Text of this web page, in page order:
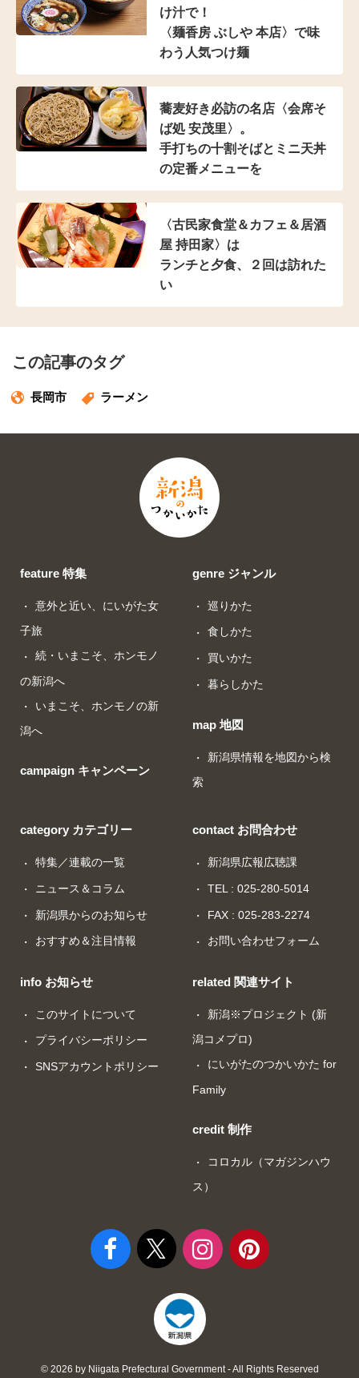
け汁で！
〈麺香房 ぶしや 本店〉 で味
わう人気つけ麺
蕎麦好き必訪の名店 〈会席そ
ば処 安茂里〉。
手打ちの十割そばと ミニ天丼
の定番メニューを
〈古民家食堂＆カフェ ＆居酒
屋 持田家〉は
ランチと夕食、２回は訪れた
い
この記事のタグ
長岡市 ラーメン
feature 特集
意外と近い、にいがた女
子旅
続・いまこそ、ホンモノ
の新潟へ
いまこそ、ホンモノの新
潟へ
campaign キャンペーン
genre ジャンル
巡りかた
食しかた
買いかた
暮らしかた
map 地図
新潟県情報を地図から検
索
category カテゴリー
特集／連載の一覧
ニュース＆コラム
新潟県からのお知らせ
おすすめ＆注目情報
info お知らせ
このサイトについて
プライバシーポリシー
SNSアカウントポリシー
contact お問合わせ
新潟県広報広聴課
TEL : 025-280-5014
FAX : 025-283-2274
お問い合わせフォーム
related 関連サイト
新潟※プロジェクト (新
潟コメプロ)
にいがたのつかいかた for
Family
credit 制作
コロカル（マガジンハウ
ス）
© 2026 by Niigata Prefectural Government - All Rights Reserved